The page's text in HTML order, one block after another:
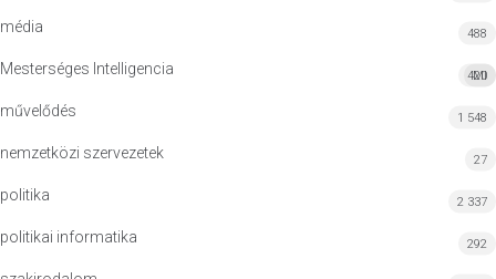
média 488
Mesterséges Intelligencia MI
420
művelődés 1 548
nemzetközi szervezetek 27
politika 2 337
politikai informatika 292